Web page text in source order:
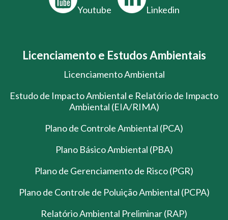
Youtube Linkedin
Licenciamento e Estudos Ambientais
Licenciamento Ambiental
Estudo de Impacto Ambiental e Relatório de Impacto
Ambiental (EIA/RIMA)
Plano de Controle Ambiental (PCA)
Plano Básico Ambiental (PBA)
Plano de Gerenciamento de Risco (PGR)
Plano de Controle de Poluição Ambiental (PCPA)
Relatório Ambiental Preliminar (RAP)